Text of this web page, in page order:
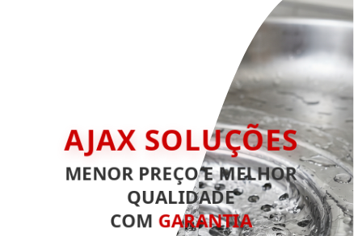
AJAX SOLUÇÕES
MENOR PREÇO E MELHOR
QUALIDADE
COM GARANTIA